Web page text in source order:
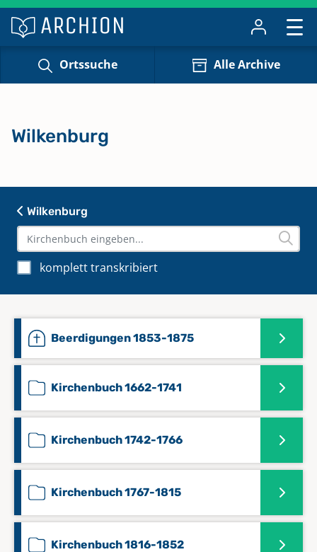
Ortssuche Alle Archive
Wilkenburg
komplett transkribiert
Beerdigungen 1853-1875
Kirchenbuch 1662-1741
Kirchenbuch 1742-1766
Kirchenbuch 1767-1815
Kirchenbuch 1816-1852
Wilkenburg